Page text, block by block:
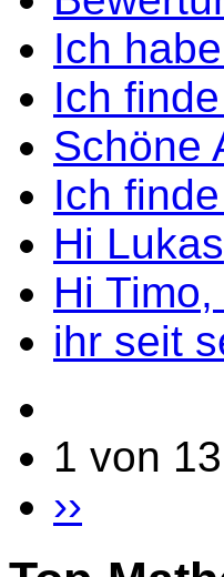
Ich
Ich
Schöne
Ich
Hi
Hi
ihr seit
1 von 13
››